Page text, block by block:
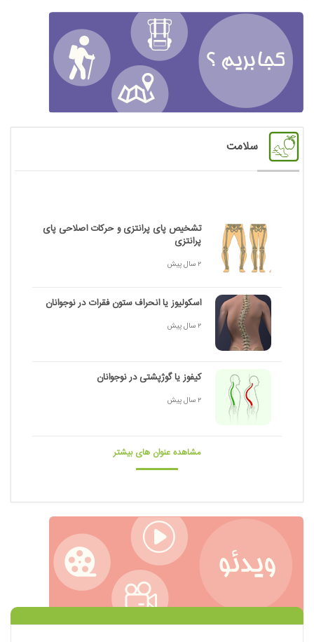
سلامت
تشخیص پای پرانتزی و حرکات اصلاحی پای
پرانتزی
2 سال پیش
اسکولیوز یا انحراف ستون فقرات در نوجوانان
2 سال پیش
کیفوز یا گوژپشتی در نوجوانان
2 سال پیش
مشاهده عنوان های بیشتر